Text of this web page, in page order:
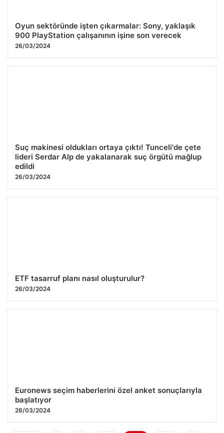
Oyun sektöründe işten çıkarmalar: Sony, yaklaşık
900 PlayStation çalışanının işine son verecek
26/03/2024
Suç makinesi oldukları ortaya çıktı! Tunceli'de çete
lideri Serdar Alp de yakalanarak suç örgütü mağlup
edildi
26/03/2024
ETF tasarruf planı nasıl oluşturulur?
26/03/2024
Euronews seçim haberlerini özel anket sonuçlarıyla
başlatıyor
26/03/2024